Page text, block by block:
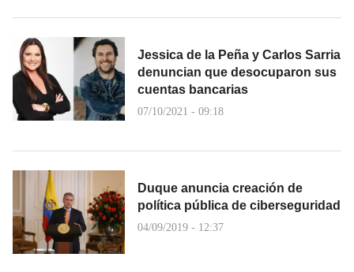
Jessica de la Peña y Carlos Sarria
denuncian que desocuparon sus
cuentas bancarias
07/10/2021 - 09:18
Duque anuncia creación de
política pública de ciberseguridad
04/09/2019 - 12:37